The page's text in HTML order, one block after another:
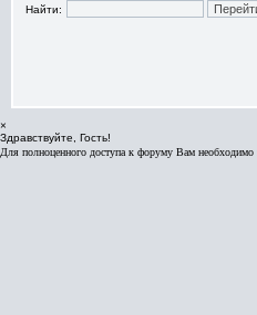
Найти:
×
Здравствуйте, Гость!
Для полноценного доступа к форуму Вам необходимо